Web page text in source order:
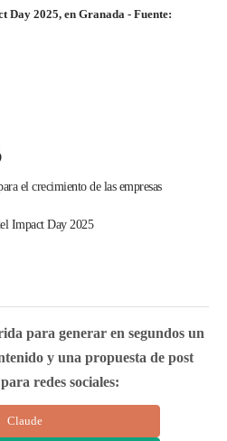
Day 2025, en Granada - Fuente:
el crecimiento de las empresas
Impact Day 2025
para generar en segundos un
y una propuesta de post
redes sociales:
Claude